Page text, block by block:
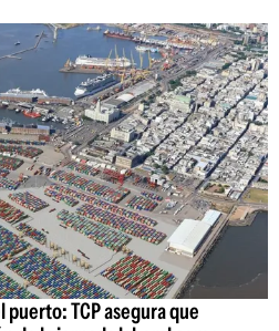
TCP asegura que